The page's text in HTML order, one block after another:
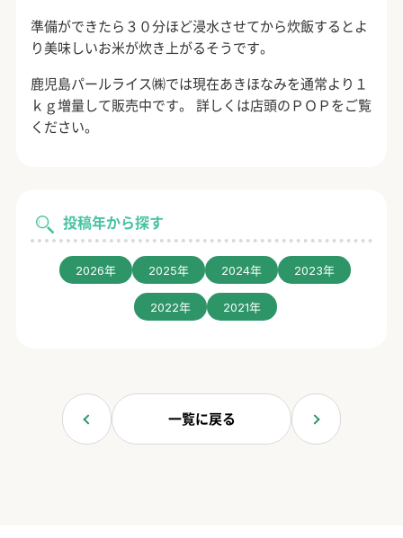
投稿年から探す
2026年 2025年 2024年 2023年
2022年 2021年
準備ができたら３０分ほど浸水させてから炊飯するとよ
り美味しいお米が炊き上がるそうです。
鹿児島パールライス㈱では現在あきほなみを通常より１
ｋｇ増量して販売中です。 詳しくは店頭のＰＯＰをご覧
ください。
一覧に戻る